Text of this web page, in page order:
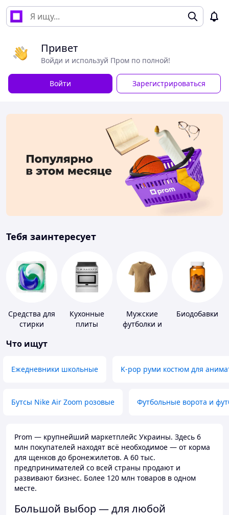
Привет
Войди и используй Пром по полной!
Войти Зарегистрироваться
Тебя заинтересует
Средства для
стирки
Кухонные
плиты
Мужские
футболки и
Биодобавки
Что ищут
Ежедневники школьные K-pop руми костюм для
Бутсы Nike Air Zoom розовые Футбольные ворота и
Prom — крупнейший маркетплейс Украины. Здесь 6
млн покупателей находят всё необходимое — от корма
для щенков до бронежилетов. А 60 тыс.
предпринимателей со всей страны продают и
развивают бизнес. Более 120 млн товаров в одном
месте.
Большой выбор — для любой